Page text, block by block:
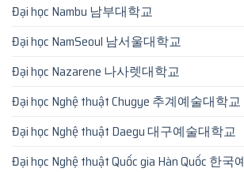
Đại học Nambu 남부대학교
Đại học NamSeoul 남서울대학교
Đại học Nazarene 나사렛대학교
Đại học Nghệ thuật Chugye 추계예술대학교
Đại học Nghệ thuật Daegu 대구예술대학교
Đại học Nghệ thuật Quốc gia Hàn Quốc 한